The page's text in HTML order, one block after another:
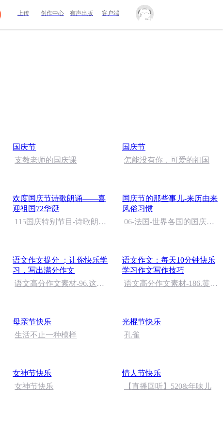
上传 创作中心 有声出版 客户端
国庆节
支教老师的国庆课
国庆节
怎能没有你，可爱的祖国
欢度国庆节诗歌朗诵——喜
迎祖国72华诞
115国庆特别节目-诗歌朗诵-
国庆节的那些事儿-来历由来
风俗习惯
06-法国-世界各国的国庆节-
语文作文提分 ；让你快乐学
习，写出满分作文
语文高分作文素材-96.这本
语文作文：每天10分钟快乐
学习作文写作技巧
语文高分作文素材-186.黄昏
母亲节快乐
生活不止一种模样
光棍节快乐
孔雀
女神节快乐
女神节快乐
情人节快乐
【直播回听】520&年味儿